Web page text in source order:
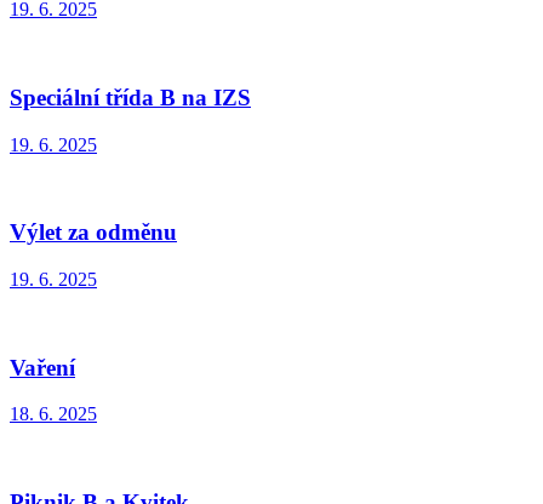
19. 6. 2025
Speciální třída B na IZS
19. 6. 2025
Výlet za odměnu
19. 6. 2025
Vaření
18. 6. 2025